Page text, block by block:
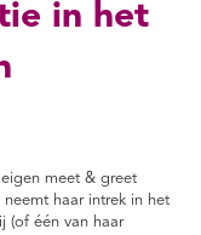
in het
meet & greet
haar intrek in het
(of één van haar